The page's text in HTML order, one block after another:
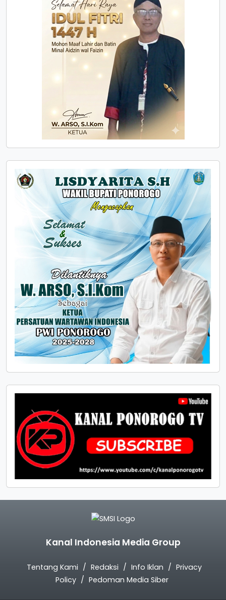
Kanal Indonesia Media Group
Tentang Kami Redaksi Info Iklan
Privacy
Policy
Pedoman Media Siber